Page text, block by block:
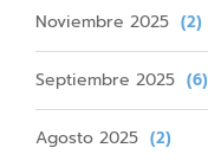
Noviembre 2025 (2)
Septiembre 2025 (6)
Agosto 2025 (2)